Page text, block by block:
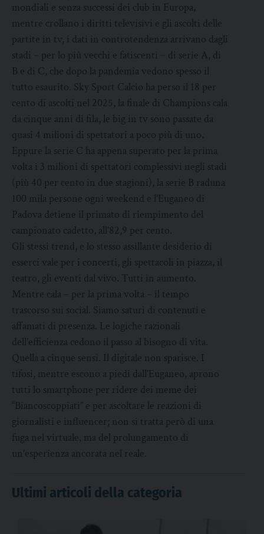
mondiali e senza successi dei club in Europa,
mentre crollano i diritti televisivi e gli ascolti delle
partite in tv, i dati in controtendenza arrivano dagli
stadi – per lo più vecchi e fatiscenti – di serie A, di
B e di C, che dopo la pandemia vedono spesso il
tutto esaurito. Sky Sport Calcio ha perso il 18 per
cento di ascolti nel 2025, la finale di Champions cala
da cinque anni di fila, le big in tv sono passate da
quasi 4 milioni di spettatori a poco più di uno.
Eppure la serie C ha appena superato per la prima
volta i 3 milioni di spettatori complessivi negli stadi
(più 40 per cento in due stagioni), la serie B raduna
100 mila persone ogni weekend e l’Euganeo di
Padova detiene il primato di riempimento del
campionato cadetto, all’82,9 per cento.
Gli stessi trend, e lo stesso assillante desiderio di
esserci vale per i concerti, gli spettacoli in piazza, il
teatro, gli eventi dal vivo. Tutti in aumento.
Mentre cala – per la prima volta – il tempo
trascorso sui social. Siamo saturi di contenuti e
affamati di presenza. Le logiche razionali
dell’efficienza cedono il passo al bisogno di vita.
Quella a cinque sensi. Il digitale non sparisce. I
tifosi, mentre escono a piedi dall’Euganeo, aprono
tutti lo smartphone per ridere dei meme dei
“Biancoscoppiati” e per ascoltare le reazioni di
giornalisti e influencer; non si tratta però di una
fuga nel virtuale, ma del prolungamento di
un’esperienza ancorata nel reale.
Ultimi articoli della categoria